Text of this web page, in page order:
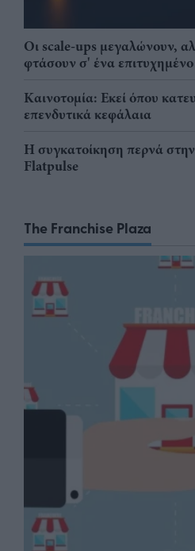
Οι scale-ups μεγαλώνουν,
φτάσουν σ' ένα
Καινοτομία: Εκεί όπου
επενδυτικά κεφάλαια
Η συγκατοίκηση περνά
Flatpulse
The Franchise Plaza